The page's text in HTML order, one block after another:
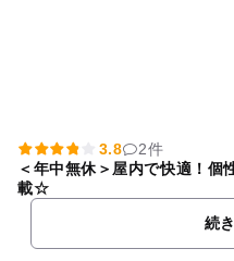
3.8
2件
＜年中無休＞屋内で快適！個
載☆
続